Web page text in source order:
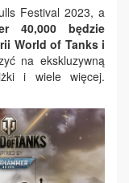
Festival 2023, a
40,000 będzie
World of Tanks i
na ekskluzywną
i wiele więcej.